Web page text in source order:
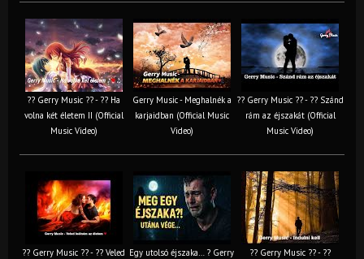
?? Gerry Music ?? - ?? Ha
volna két életem II (Official
Music Video)
Gerry Music - Meghalnék a
karjaidban (Official Music
Video)
?? Gerry Music ?? - ?? Szánd
rám az éjszakát (Official
Music Video)
?? Gerry Music ?? - ?? Veled Egy utolsó éjszaka… ? Gerry
?? Gerry Music ?? - ??